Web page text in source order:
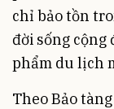
chỉ bảo tồn
đời sống
phẩm du lịch
Theo Bảo